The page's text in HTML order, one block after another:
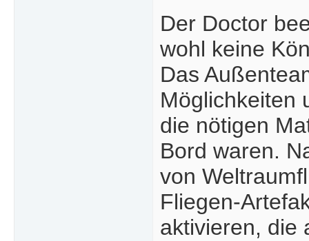
Der Doctor
wohl keine
Das
Möglichkeiten
die nötigen
Bord waren.
von
Fliegen-
aktivieren, die